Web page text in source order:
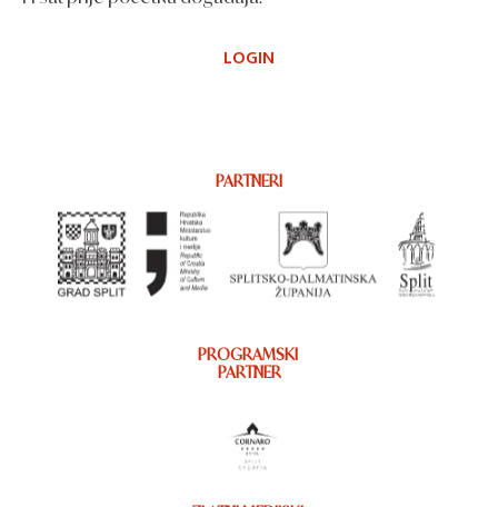
LOGIN
PARTNERI
PROGRAMSKI
PARTNER